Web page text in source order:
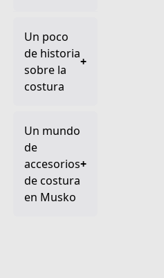
Un poco
de historia
sobre la
costura
+
Un mundo
de
accesorios
de costura
en Musko
+